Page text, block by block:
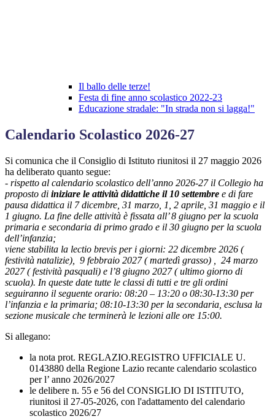
Il ballo delle terze!
Festa di fine anno scolastico 2022-23
Educazione stradale: "In strada non si lagga!"
Calendario Scolastico 2026-27
Si comunica che il Consiglio di Istituto riunitosi il 27 maggio 2026
ha deliberato quanto segue:
- rispetto al calendario scolastico dell’anno 2026-27 il Collegio ha
proposto di iniziare le attività didattiche il 10 settembre e di fare
pausa didattica il 7 dicembre, 31 marzo, 1, 2 aprile, 31 maggio e il
1 giugno. La fine delle attività è fissata all’ 8 giugno per la scuola
primaria e secondaria di primo grado e il 30 giugno per la scuola
dell’infanzia;
viene stabilita la lectio brevis per i giorni: 22 dicembre 2026 (
festività natalizie),
9 febbraio 2027 ( martedì grasso) ,
24 marzo
2027 ( festività pasquali) e l’8 giugno 2027 ( ultimo giorno di
scuola). In queste date tutte le classi di tutti e tre gli ordini
seguiranno il seguente orario: 08:20 – 13:20 o 08:30-13:30 per
l’infanzia e la primaria; 08:10-13:30 per la secondaria, esclusa la
sezione musicale che terminerà le lezioni alle ore 15:00.
Si allegano:
la nota prot. REGLAZIO.REGISTRO UFFICIALE U.
0143880 della Regione Lazio recante calendario scolastico
per l’ anno 2026/2027
le delibere n. 55 e 56 del CONSIGLIO DI ISTITUTO,
riunitosi il 27-05-2026, con l'adattamento del calendario
scolastico 2026/27